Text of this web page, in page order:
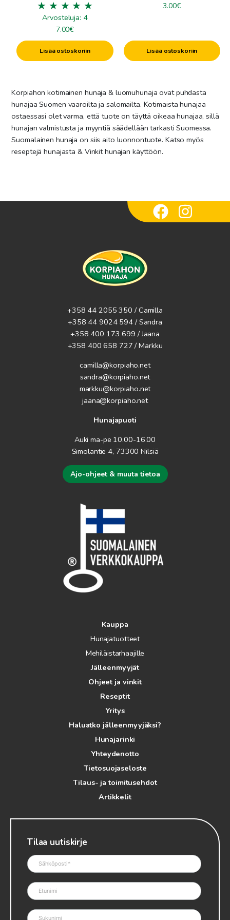
Arvosteluja: 4
7.00€
Lisää ostoskoriin
3.00€
Lisää ostoskoriin
Korpiahon kotimainen hunaja & luomuhunaja ovat puhdasta
hunajaa Suomen vaaroilta ja salomailta. Kotimaista hunajaa
ostaessasi olet varma, että tuote on täyttä oikeaa hunajaa, sillä
hunajan valmistusta ja myyntiä säädellään tarkasti Suomessa.
Suomalainen hunaja on siis aito luonnontuote. Katso myös
reseptejä hunajasta & Vinkit hunajan käyttöön.
+358 44 2055 350 / Camilla
+358 44 9024 594 / Sandra
+358 400 173 699 / Jaana
+358 400 658 727 / Markku
camilla@korpiaho.net
sandra@korpiaho.net
markku@korpiaho.net
jaana@korpiaho.net
Hunajapuoti
Auki ma-pe 10.00-16.00
Simolantie 4, 73300 Nilsiä
Ajo-ohjeet & muuta tietoa
Kauppa
Hunajatuotteet
Mehiläistarhaajille
Jälleenmyyjät
Ohjeet ja vinkit
Reseptit
Yritys
Haluatko jälleenmyyjäksi?
Hunajarinki
Yhteydenotto
Tietosuojaseloste
Tilaus- ja toimitusehdot
Artikkelit
Tilaa uutiskirje